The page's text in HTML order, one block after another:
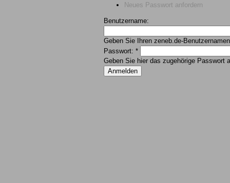
Neues Passwort anfordern
Geben Sie Ihren zeneb.de-
Passwort: *
Geben Sie hier das zugehörige Passwort